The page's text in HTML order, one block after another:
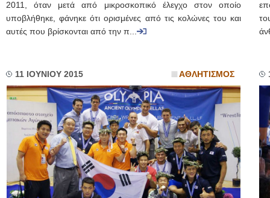
2011, όταν μετά από μικροσκοπικό έλεγχο στον οποίο
υποβλήθηκε, φάνηκε ότι ορισμένες από τις κολώνες του και
αυτές που βρίσκονται από την π...
11 ΙΟΥΝΙΟΥ 2015 ΑΘΛΗΤΙΣΜΟΣ